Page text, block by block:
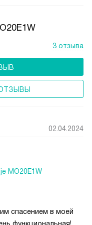
3 отзыва
02.04.2024
MO20E1W
спасением в моей